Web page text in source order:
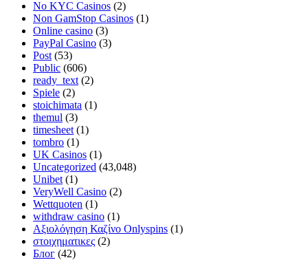
No KYC Casinos (2)
Non GamStop Casinos (1)
Online casino (3)
PayPal Casino (3)
Post (53)
Public (606)
ready_text (2)
Spiele (2)
stoichimata (1)
themul (3)
timesheet (1)
tombro (1)
UK Casinos (1)
Uncategorized (43,048)
Unibet (1)
VeryWell Casino (2)
Wettquoten (1)
withdraw casino (1)
Αξιολόγηση Καζίνο Onlyspins (1)
στοιχηματικες (2)
Блог (42)